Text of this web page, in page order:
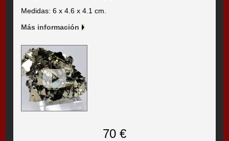
Medidas: 6 x 4.6 x 4.1 cm.
Más información
70 €